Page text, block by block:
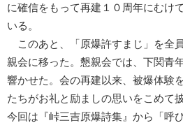
に確信をもって再建１０周年にむけ
いる。
このあと、「原爆許すまじ」を全
親会に移った。懇親会では、下関青
響かせた。会の再建以来、被爆体験
たちがお礼と励ましの思いをこめて
今回は『峠三吉原爆詩集』から「呼